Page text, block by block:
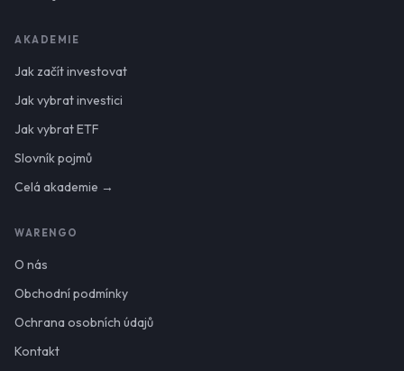
AKADEMIE
Jak začít investovat
Jak vybrat investici
Jak vybrat ETF
Slovník pojmů
Celá akademie →
WARENGO
O nás
Obchodní podmínky
Ochrana osobních údajů
Kontakt